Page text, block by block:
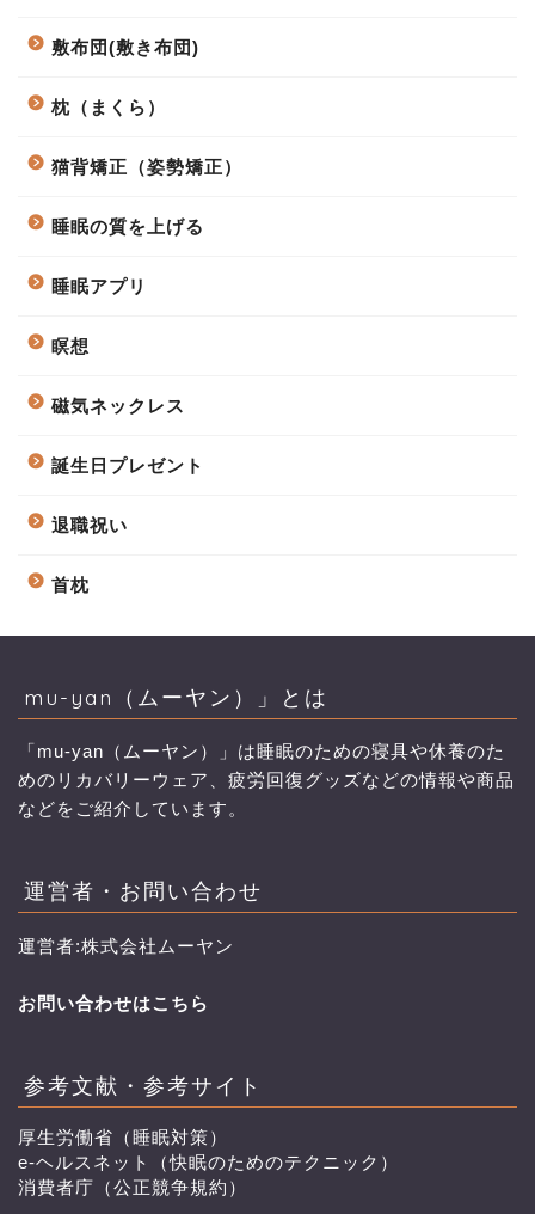
敷布団(敷き布団)
枕（まくら）
猫背矯正（姿勢矯正）
睡眠の質を上げる
睡眠アプリ
瞑想
磁気ネックレス
誕生日プレゼント
退職祝い
首枕
mu-yan（ムーヤン）」とは
「mu-yan（ムーヤン）」は睡眠のための寝具や休養のた
めのリカバリーウェア、疲労回復グッズなどの情報や商品
などをご紹介しています。
運営者・お問い合わせ
運営者:株式会社ムーヤン
お問い合わせはこちら
参考文献・参考サイト
厚生労働省（睡眠対策）
e-ヘルスネット（快眠のためのテクニック）
消費者庁（公正競争規約）